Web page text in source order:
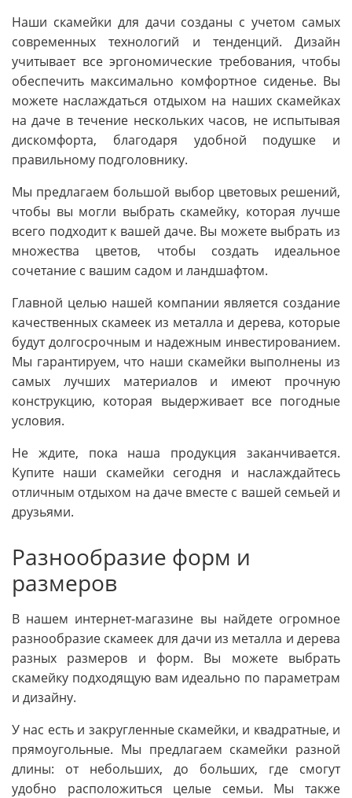
Наши скамейки для дачи созданы с учетом самых
современных технологий и тенденций. Дизайн
учитывает все эргономические требования, чтобы
обеспечить максимально комфортное сиденье. Вы
можете наслаждаться отдыхом на наших скамейках
на даче в течение нескольких часов, не испытывая
дискомфорта, благодаря удобной подушке и
правильному подголовнику.
Мы предлагаем большой выбор цветовых решений,
чтобы вы могли выбрать скамейку, которая лучше
всего подходит к вашей даче. Вы можете выбрать из
множества цветов, чтобы создать идеальное
сочетание с вашим садом и ландшафтом.
Главной целью нашей компании является создание
качественных скамеек из металла и дерева, которые
будут долгосрочным и надежным инвестированием.
Мы гарантируем, что наши скамейки выполнены из
самых лучших материалов и имеют прочную
конструкцию, которая выдерживает все погодные
условия.
Не ждите, пока наша продукция заканчивается.
Купите наши скамейки сегодня и наслаждайтесь
отличным отдыхом на даче вместе с вашей семьей и
друзьями.
Разнообразие форм и
размеров
В нашем интернет-магазине вы найдете огромное
разнообразие скамеек для дачи из металла и дерева
разных размеров и форм. Вы можете выбрать
скамейку подходящую вам идеально по параметрам
и дизайну.
У нас есть и закругленные скамейки, и квадратные, и
прямоугольные. Мы предлагаем скамейки разной
длины: от небольших, до больших, где смогут
удобно расположиться целые семьи. Мы также